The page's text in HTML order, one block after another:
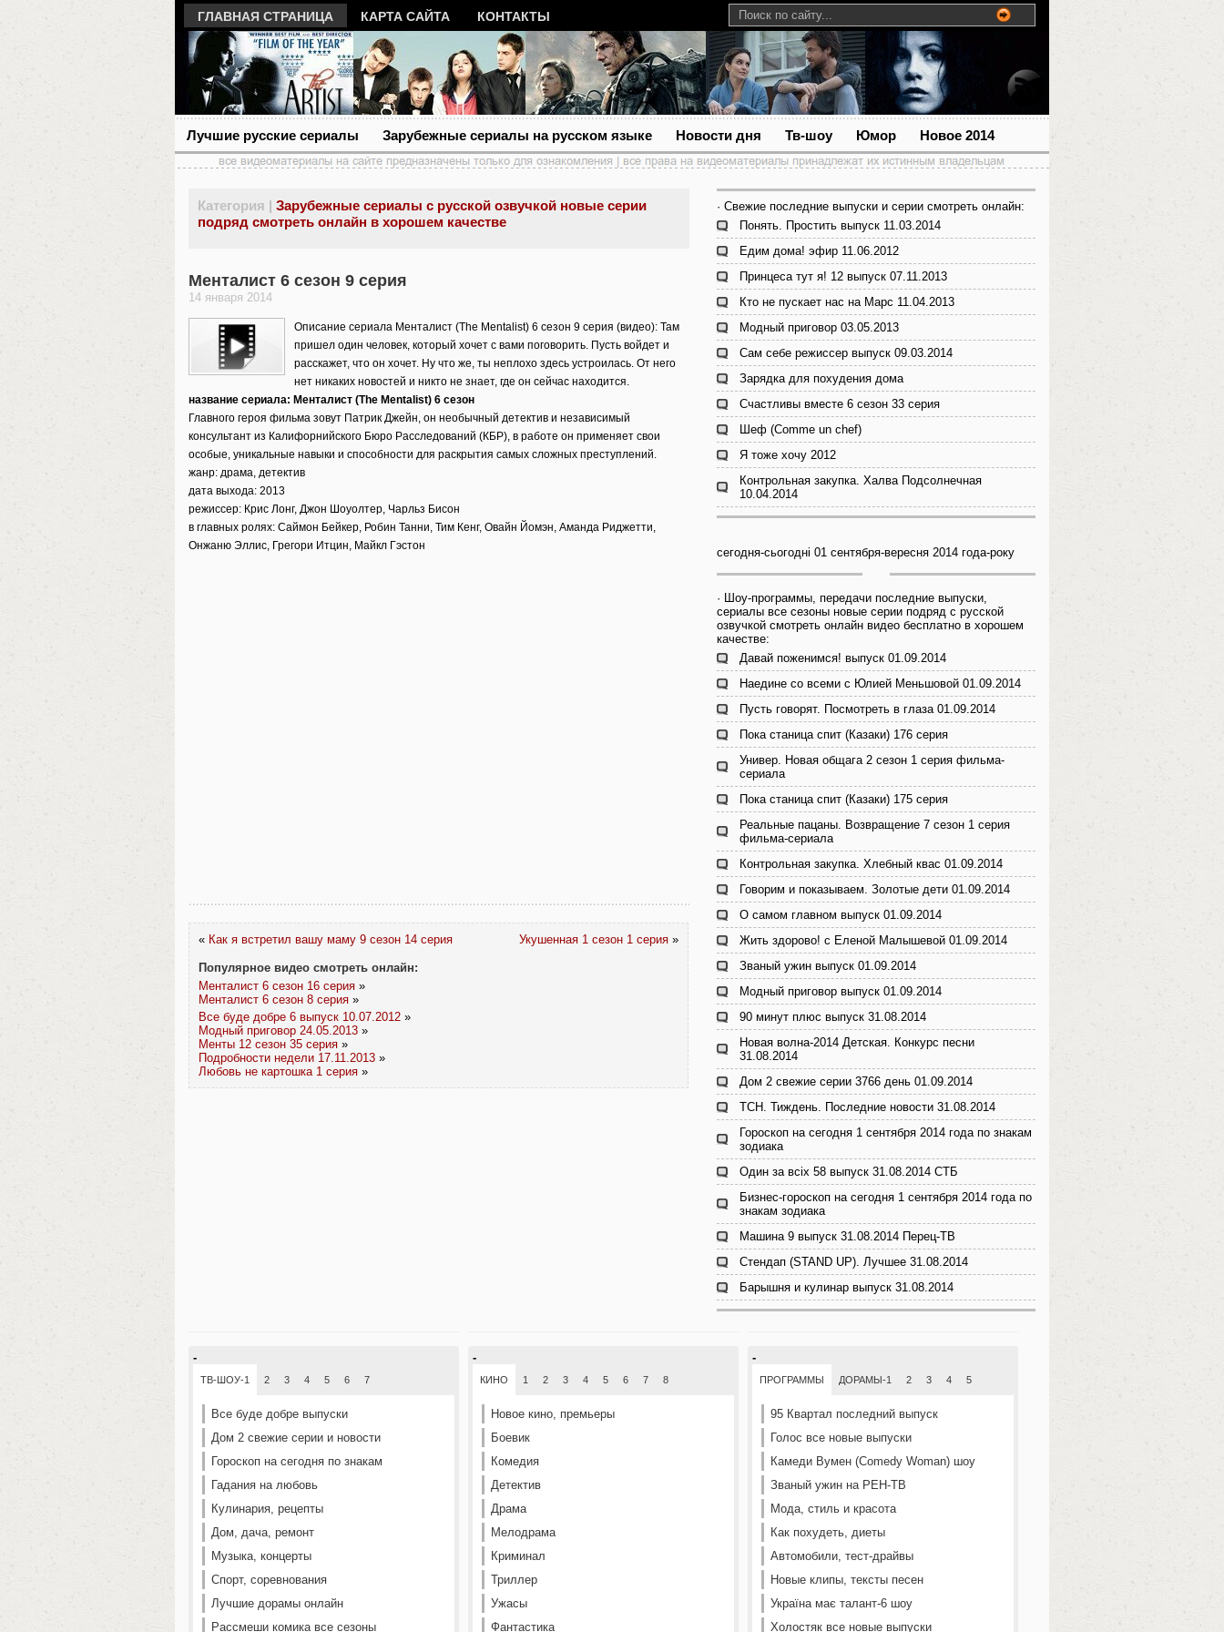
ГЛАВНАЯ СТРАНИЦА КАРТА САЙТА КОНТАКТЫ
Лучшие русские сериалы Зарубежные сериалы на русском языке Новости дня Тв-шоу Юмор Новое 2014
Категория | Зарубежные сериалы с русской озвучкой новые серии
подряд смотреть онлайн в хорошем качестве
Менталист 6 сезон 9 серия
14 января 2014
Описание сериала Менталист (The Mentalist) 6 сезон 9 серия (видео): Там
пришел один человек, который хочет с вами поговорить. Пусть войдет и
расскажет, что он хочет. Ну что же, ты неплохо здесь устроилась. От него
нет никаких новостей и никто не знает, где он сейчас находится.
название сериала: Менталист (The Mentalist) 6 сезон
Главного героя фильма зовут Патрик Джейн, он необычный детектив и независимый
консультант из Калифорнийского Бюро Расследований (КБР), в работе он применяет свои
особые, уникальные навыки и способности для раскрытия самых сложных преступлений.
жанр: драма, детектив
дата выхода: 2013
режиссер: Крис Лонг, Джон Шоуолтер, Чарльз Бисон
в главных ролях: Саймон Бейкер, Робин Танни, Тим Кенг, Овайн Йомэн, Аманда Риджетти,
Онжаню Эллис, Грегори Итцин, Майкл Гэстон
« Как я встретил вашу маму 9 сезон 14 серия Укушенная 1 сезон 1 серия »
Популярное видео смотреть онлайн:
Менталист 6 сезон 16 серия »
Менталист 6 сезон 8 серия »
Все буде добре 6 выпуск 10.07.2012 »
Модный приговор 24.05.2013 »
Менты 12 сезон 35 серия »
Подробности недели 17.11.2013 »
Любовь не картошка 1 серия »
· Свежие последние выпуски и серии смотреть онлайн:
Понять. Простить выпуск 11.03.2014
Едим дома! эфир 11.06.2012
Принцеса тут я! 12 выпуск 07.11.2013
Кто не пускает нас на Марс 11.04.2013
Модный приговор 03.05.2013
Сам себе режиссер выпуск 09.03.2014
Зарядка для похудения дома
Счастливы вместе 6 сезон 33 серия
Шеф (Comme un chef)
Я тоже хочу 2012
Контрольная закупка. Халва Подсолнечная
10.04.2014
сегодня-сьогодні 01 сентября-вересня 2014 года-року
· Шоу-программы, передачи последние выпуски,
сериалы все сезоны новые серии подряд с русской
озвучкой смотреть онлайн видео бесплатно в хорошем
качестве:
Давай поженимся! выпуск 01.09.2014
Наедине со всеми с Юлией Меньшовой 01.09.2014
Пусть говорят. Посмотреть в глаза 01.09.2014
Пока станица спит (Казаки) 176 серия
Универ. Новая общага 2 сезон 1 серия фильма-
сериала
Пока станица спит (Казаки) 175 серия
Реальные пацаны. Возвращение 7 сезон 1 серия
фильма-сериала
Контрольная закупка. Хлебный квас 01.09.2014
Говорим и показываем. Золотые дети 01.09.2014
О самом главном выпуск 01.09.2014
Жить здорово! с Еленой Малышевой 01.09.2014
Званый ужин выпуск 01.09.2014
Модный приговор выпуск 01.09.2014
90 минут плюс выпуск 31.08.2014
Новая волна-2014 Детская. Конкурс песни
31.08.2014
Дом 2 свежие серии 3766 день 01.09.2014
ТСН. Тиждень. Последние новости 31.08.2014
Гороскоп на сегодня 1 сентября 2014 года по знакам
зодиака
Один за всіх 58 выпуск 31.08.2014 СТБ
Бизнес-гороскоп на сегодня 1 сентября 2014 года по
знакам зодиака
Машина 9 выпуск 31.08.2014 Перец-ТВ
Стендап (STAND UP). Лучшее 31.08.2014
Барышня и кулинар выпуск 31.08.2014
-
ТВ-ШОУ-1 2 3 4 5 6 7
Все буде добре выпуски
Дом 2 свежие серии и новости
Гороскоп на сегодня по знакам
Гадания на любовь
Кулинария, рецепты
Дом, дача, ремонт
Музыка, концерты
Спорт, соревнования
Лучшие дорамы онлайн
Рассмеши комика все сезоны
-
КИНО 1 2 3 4 5 6 7 8
Новое кино, премьеры
Боевик
Комедия
Детектив
Драма
Мелодрама
Криминал
Триллер
Ужасы
Фантастика
-
ПРОГРАММЫ ДОРАМЫ-1 2 3 4 5
95 Квартал последний выпуск
Голос все новые выпуски
Камеди Вумен (Comedy Woman) шоу
Званый ужин на РЕН-ТВ
Мода, стиль и красота
Как похудеть, диеты
Автомобили, тест-драйвы
Новые клипы, тексты песен
Україна має талант-6 шоу
Холостяк все новые выпуски